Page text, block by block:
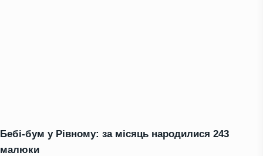
Бебі-бум у Рівному: за місяць народилися 243
малюки